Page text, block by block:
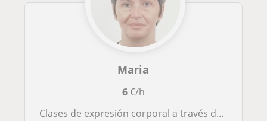
Maria
6€/h
Clases de expresión corporal a través de la danza y el movimiento creativo. Clases presenciales ó online, particulares ó en grupo